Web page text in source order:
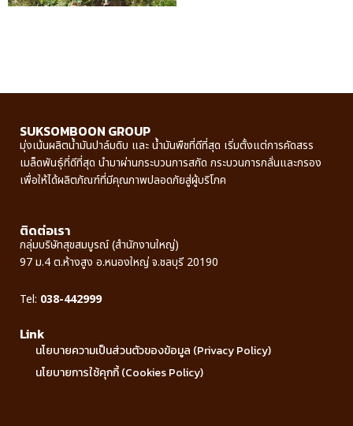
SUKSOMBOON GROUP
มุ่งเน้นผลิตน้ำมันปาล์มดิบ และ น้ำมันพืชที่ดีที่สุด เริ่มตั้งแต่การคัดสรร
เมล็ดพันธุ์ที่ดีที่สุด นำมาผ่านกระบวนการสกัด กระบวนการกลั่นและกรอง
เพื่อให้ได้ผลิตภัณฑ์ที่มีคุณภาพปลอดภัยสู่ผู้บริโภค
ติดต่อเรา
กลุ่มบริษัทสุขสมบูรณ์ (สำนักงานใหญ่)
97 ม.4 ต.ห้างสูง อ.หนองใหญ่ จ.ชลบุรี 20190
Tel: 038-442999
Link
นโยบายความเป็นส่วนตัวของข้อมูล (Privacy Policy)
นโยบายการใช้คุกกี้ (Cookies Policy)